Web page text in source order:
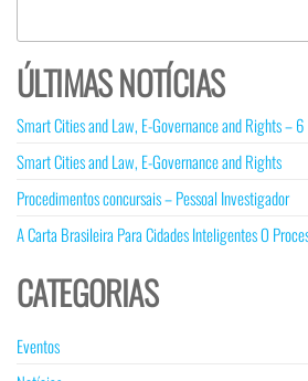
ÚLTIMAS NOTÍCIAS
Smart Cities and Law, E-Governance and Rights – 6
Smart Cities and Law, E-Governance and Rights
Procedimentos concursais – Pessoal Investigador
A Carta Brasileira Para Cidades Inteligentes O
CATEGORIAS
Eventos